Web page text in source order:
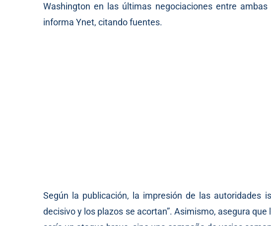
Washington en las últimas negociaciones entre
informa Ynet, citando fuentes.
Según la publicación, la impresión de las autoridades
decisivo y los plazos se acortan”. Asimismo, asegura